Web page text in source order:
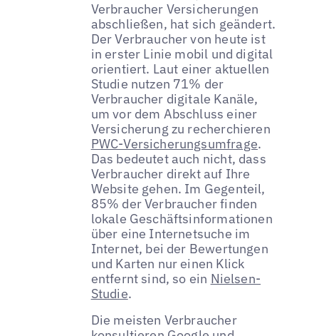
Verbraucher Versicherungen
abschließen, hat sich geändert.
Der Verbraucher von heute ist
in erster Linie mobil und digital
orientiert. Laut einer aktuellen
Studie nutzen 71% der
Verbraucher digitale Kanäle,
um vor dem Abschluss einer
Versicherung zu recherchieren
PWC-Versicherungsumfrage.
Das bedeutet auch nicht, dass
Verbraucher direkt auf Ihre
Website gehen. Im Gegenteil,
85% der Verbraucher finden
lokale Geschäftsinformationen
über eine Internetsuche im
Internet, bei der Bewertungen
und Karten nur einen Klick
entfernt sind, so ein Nielsen-
Studie.
Die meisten Verbraucher